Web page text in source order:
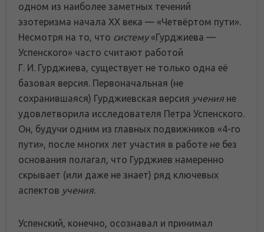
одном из наиболее заметных течений
эзотеризма начала XX века — «Четвёртом пути».
Несмотря на то, что систему«Гурджиева —
Успенского» часто считают работой
Г. И. Гурджиева, существует не только одна её
базовая версия. Первоначальная (не
сохранившаяся) Гурджиевская версия ученияне
удовлетворила исследователя Петра Успенского.
Он, будучи одним из главных подвижников «4-го
пути», после многих лет участия в работе не без
основания полагал, что Гурджиев намеренно
скрывает (или даже не знает) ряд ключевых
аспектов учения.
Успенский, конечно, осознавал и принимал